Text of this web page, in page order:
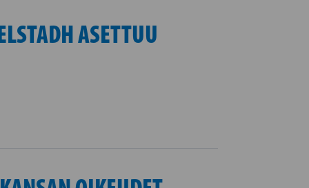
ASETTUU